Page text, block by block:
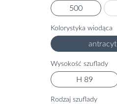
500
Kolorystyka wiodąca
antracyt
Wysokość szuflady
H 89
Rodzaj szuflady